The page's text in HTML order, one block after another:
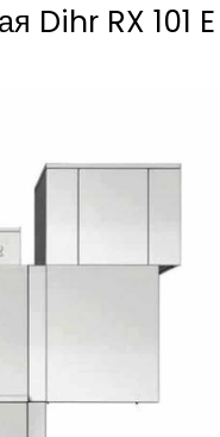
Dihr RX 101 E